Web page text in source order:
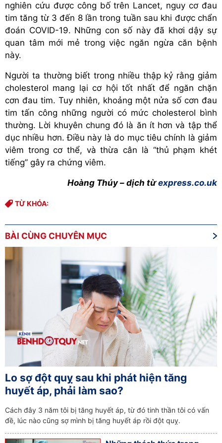
nghiên cứu được công bố trên Lancet, nguy cơ đau
tim tăng từ 3 đến 8 lần trong tuần sau khi được chẩn
đoán COVID-19. Những con số này đã khơi dậy sự
quan tâm mới mẻ trong việc ngăn ngừa căn bệnh
này.
Người ta thường biết trong nhiều thập kỷ rằng giảm
cholesterol mang lại cơ hội tốt nhất để ngăn chặn
cơn đau tim. Tuy nhiên, khoảng một nửa số cơn đau
tim tấn công những người có mức cholesterol bình
thường. Lời khuyên chung đó là ăn ít hơn và tập thể
dục nhiều hơn. Điều này là do mục tiêu chính là giảm
viêm trong cơ thể, và thừa cân là “thủ phạm khét
tiếng” gây ra chứng viêm.
Hoàng Thúy – dịch từexpress.co.uk
TỪ KHÓA:
BÀI CÙNG CHUYÊN MỤC
Lo sợ đột quỵ sau khi phát hiện tăng
huyết áp, phải làm sao?
Cách đây 3 năm tôi bị tăng huyết áp, từ đó tinh thần tôi có vấn
đề, lúc nào cũng sợ mình bị tăng huyết áp rồi đột quỵ.